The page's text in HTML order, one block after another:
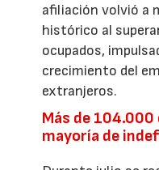
afiliación volvió a
histórico al
ocupados,
crecimiento del
extranjeros.
Más de
mayoría de